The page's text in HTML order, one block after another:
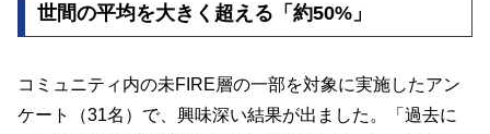
世間の平均を大きく超える「約50%」
コミュニティ内の未FIRE層の一部を対象に実施したアン
ケート（31名）で、興味深い結果が出ました。「過去に